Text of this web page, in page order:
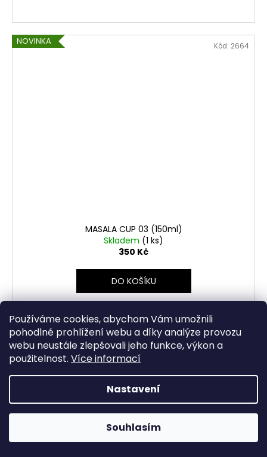
Používáme cookies, abychom Vám umožnili
pohodlné prohlížení webu a díky analýze provozu
webu neustále zlepšovali jeho funkce, výkon a
použitelnost. Více informací
Nastavení
Souhlasím
NOVINKA
MASALA CUP 03 (150ml)
Skladem (1 ks)
350 Kč
DO KOŠÍKU
Kód: 2664
NOVINKA
TIP